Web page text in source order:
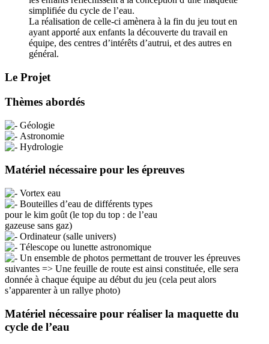
simplifiée du cycle de l’eau.
La réalisation de celle-ci amènera à la fin du jeu tout en
ayant apporté aux enfants la découverte du travail en
équipe, des centres d’intérêts d’autrui, et des autres en
général.
Le Projet
Thèmes abordés
Géologie
Astronomie
Hydrologie
Matériel nécessaire pour les épreuves
Vortex eau
Bouteilles d’eau de différents types
pour le kim goût (le top du top : de l’eau
gazeuse sans gaz)
Ordinateur (salle univers)
Télescope ou lunette astronomique
Un ensemble de photos permettant de trouver les épreuves
suivantes => Une feuille de route est ainsi constituée, elle sera
donnée à chaque équipe au début du jeu (cela peut alors
s’apparenter à un rallye photo)
Matériel nécessaire pour réaliser la maquette du
cycle de l’eau